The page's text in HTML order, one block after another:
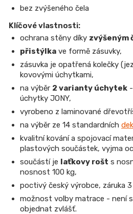
bez zvýšeného čela
Klíčové vlastnosti:
ochrana stěny díky zvýšeným
přistýlka ve formě zásuvky,
zásuvka je opatřená kolečky
kovovými úchytkami,
na výběr 2 varianty úchytek
úchytky JONY,
vyrobeno z laminované
na výběr ze 14 standardních
kvalitní kování a spojovací
plastových součástek, vyjma
součástí je laťkovy rošt s
nosnost 100 kg,
poctivý český výrobce, záruka
možnost volby matrace - není
objednat zvlášť.